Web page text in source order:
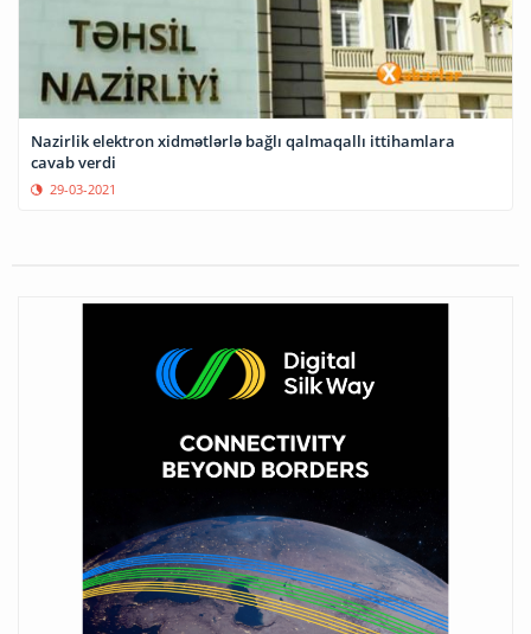
Nazirlik elektron xidmətlərlə bağlı qalmaqallı ittihamlara
cavab verdi
29-03-2021